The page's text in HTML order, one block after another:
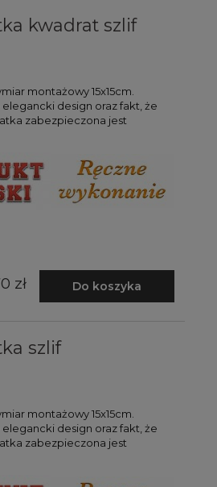
kwadrat szlif
montażowy 15x15cm.
design oraz fakt, że
zabezpieczona jest
zł Do koszyka
szlif
montażowy 15x15cm.
design oraz fakt, że
zabezpieczona jest